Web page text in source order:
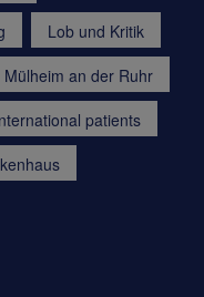
Lob und Kritik
an der Ruhr
patients